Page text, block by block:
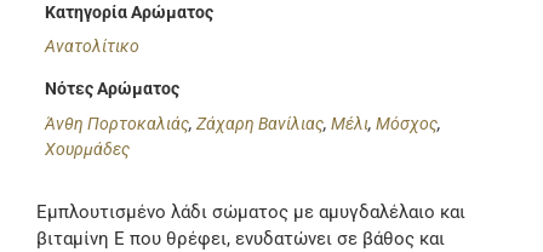
Κατηγορία Αρώματος
Ανατολίτικο
Νότες Αρώματος
Άνθη Πορτοκαλιάς,Ζάχαρη Βανίλιας,Μέλι,Μόσχος,
Χουρμάδες
Εμπλουτισμένο λάδι σώματος με αμυγδαλέλαιο και
βιταμίνη Ε που θρέφει, ενυδατώνει σε βάθος και